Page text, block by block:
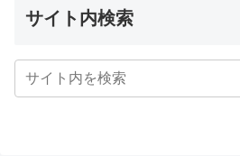
サイト内検索